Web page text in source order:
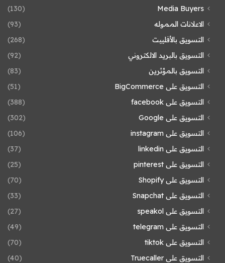
Media Buyers
(130)
الاعلانات المموله
(93)
التسويق بالأفلييت
(268)
التسويق بالبريد الالكتروني
(92)
التسويق بالمؤثرين
(83)
التسويق على BigCommerce
(51)
التسويق على facebook
(388)
التسويق على Google
(302)
التسويق على instagram
(106)
التسويق على linkedin
(37)
التسويق على pinterest
(25)
التسويق على Shopify
(70)
التسويق على Snapchat
(33)
التسويق على speakol
(27)
التسويق على telegram
(49)
التسويق على tiktok
(70)
التسويق على Truecaller
(40)